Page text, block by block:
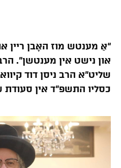
“אַ מענטש מוז האָבן ריין
און נישט אין מענטשן”.
שליט”א הרב ניסן דוד
כסליו התשפ”ד אין